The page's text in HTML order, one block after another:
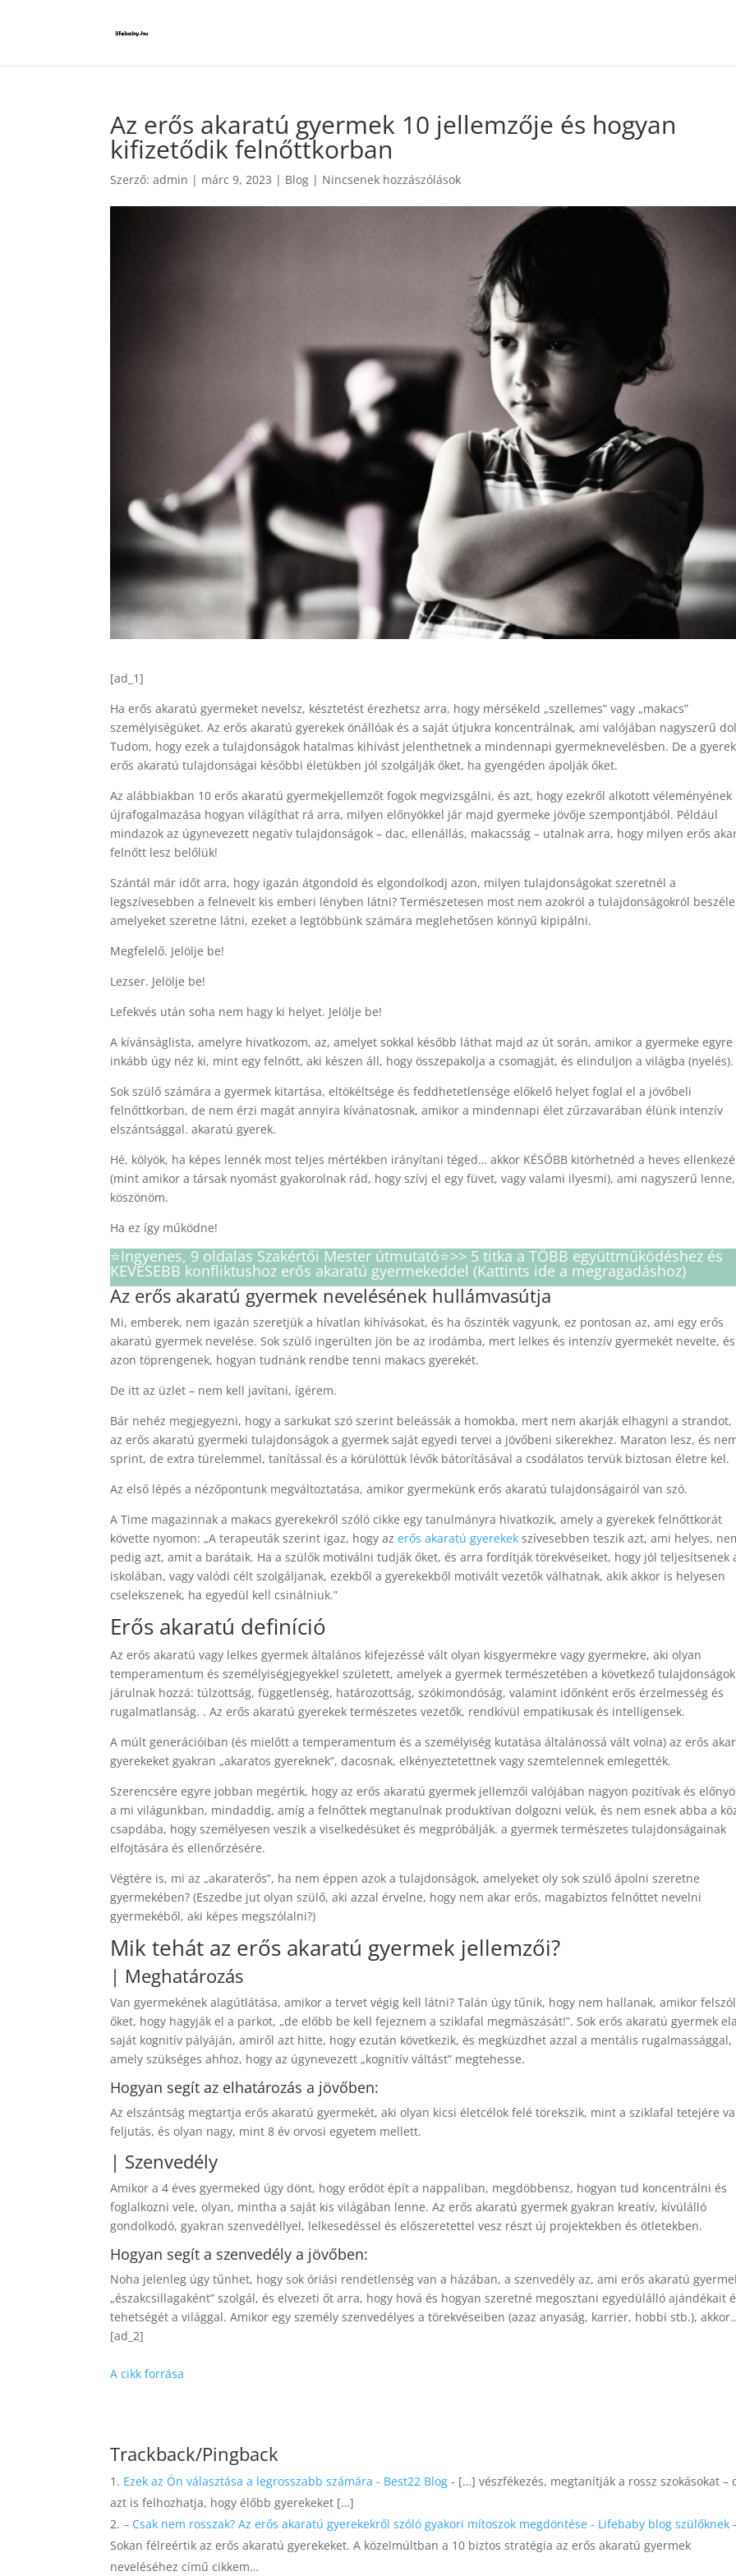
Az erős akaratú gyermek 10 jellemzője és hogyan
kifizetődik felnőttkorban
Szerző:admin | márc 9, 2023 | Blog | Nincsenek hozzászólások
[ad_1]
Ha erős akaratú gyermeket nevelsz, késztetést érezhetsz arra, hogy mérsékeld „szellemes” vagy „makacs”
személyiségüket. Az erős akaratú gyerekek önállóak és a saját útjukra koncentrálnak, ami valójában nagyszerű
Tudom, hogy ezek a tulajdonságok hatalmas kihívást jelenthetnek a mindennapi gyermeknevelésben. De a
erős akaratú tulajdonságai későbbi életükben jól szolgálják őket, ha gyengéden ápolják őket.
Az alábbiakban 10 erős akaratú gyermekjellemzőt fogok megvizsgálni, és azt, hogy ezekről alkotott véleményének
újrafogalmazása hogyan világíthat rá arra, milyen előnyökkel jár majd gyermeke jövője szempontjából. Például
mindazok az úgynevezett negatív tulajdonságok – dac, ellenállás, makacsság – utalnak arra, hogy milyen erős
felnőtt lesz belőlük!
Szántál már időt arra, hogy igazán átgondold és elgondolkodj azon, milyen tulajdonságokat szeretnél a
legszívesebben a felnevelt kis emberi lényben látni? Természetesen most nem azokról a tulajdonságokról
amelyeket szeretne látni, ezeket a legtöbbünk számára meglehetősen könnyű kipipálni.
Megfelelő. Jelölje be!
Lezser. Jelölje be!
Lefekvés után soha nem hagy ki helyet. Jelölje be!
A kívánságlista, amelyre hivatkozom, az, amelyet sokkal később láthat majd az út során, amikor a gyermeke egyre
inkább úgy néz ki, mint egy felnőtt, aki készen áll, hogy összepakolja a csomagját, és elinduljon a világba (nyelés).
Sok szülő számára a gyermek kitartása, eltökéltsége és feddhetetlensége előkelő helyet foglal el a jövőbeli
felnőttkorban, de nem érzi magát annyira kívánatosnak, amikor a mindennapi élet zűrzavarában élünk intenzív
elszántsággal. akaratú gyerek.
Hé, kölyök, ha képes lennék most teljes mértékben irányítani téged… akkor KÉSŐBB kitörhetnéd a heves
(mint amikor a társak nyomást gyakorolnak rád, hogy szívj el egy füvet, vagy valami ilyesmi), ami nagyszerű lenne,
köszönöm.
Ha ez így működne!
⭐️Ingyenes, 9 oldalas Szakértői Mester útmutató⭐️>> 5 titka a TÖBB együttműködéshez és
KEVESEBB konfliktushoz erős akaratú gyermekeddel (Kattints ide a megragadáshoz)
Az erős akaratú gyermek nevelésének hullámvasútja
Mi, emberek, nem igazán szeretjük a hívatlan kihívásokat, és ha őszinték vagyunk, ez pontosan az, ami egy erős
akaratú gyermek nevelése. Sok szülő ingerülten jön be az irodámba, mert lelkes és intenzív gyermekét nevelte, és
azon töprengenek, hogyan tudnánk rendbe tenni makacs gyerekét.
De itt az üzlet – nem kell javítani, ígérem.
Bár nehéz megjegyezni, hogy a sarkukat szó szerint beleássák a homokba, mert nem akarják elhagyni a strandot,
az erős akaratú gyermeki tulajdonságok a gyermek saját egyedi tervei a jövőbeni sikerekhez. Maraton lesz, és
sprint, de extra türelemmel, tanítással és a körülöttük lévők bátorításával a csodálatos tervük biztosan életre kel.
Az első lépés a nézőpontunk megváltoztatása, amikor gyermekünk erős akaratú tulajdonságairól van szó.
A Time magazinnak a makacs gyerekekről szóló cikke egy tanulmányra hivatkozik, amely a gyerekek felnőttkorát
követte nyomon: „A terapeuták szerint igaz, hogy azerős akaratú gyerekek szívesebben teszik azt, ami helyes,
pedig azt, amit a barátaik. Ha a szülők motiválni tudják őket, és arra fordítják törekvéseiket, hogy jól teljesítsenek
iskolában, vagy valódi célt szolgáljanak, ezekből a gyerekekből motivált vezetők válhatnak, akik akkor is helyesen
cselekszenek, ha egyedül kell csinálniuk.”
Erős akaratú definíció
Az erős akaratú vagy lelkes gyermek általános kifejezéssé vált olyan kisgyermekre vagy gyermekre, aki olyan
temperamentum és személyiségjegyekkel született, amelyek a gyermek természetében a következő
járulnak hozzá: túlzottság, függetlenség, határozottság, szókimondóság, valamint időnként erős érzelmesség és
rugalmatlanság. . Az erős akaratú gyerekek természetes vezetők, rendkívül empatikusak és intelligensek.
A múlt generációiban (és mielőtt a temperamentum és a személyiség kutatása általánossá vált volna) az erős
gyerekeket gyakran „akaratos gyereknek”, dacosnak, elkényeztetettnek vagy szemtelennek emlegették.
Szerencsére egyre jobban megértik, hogy az erős akaratú gyermek jellemzői valójában nagyon pozitívak és
a mi világunkban, mindaddig, amíg a felnőttek megtanulnak produktívan dolgozni velük, és nem esnek abba a
csapdába, hogy személyesen veszik a viselkedésüket és megpróbálják. a gyermek természetes tulajdonságainak
elfojtására és ellenőrzésére.
Végtére is, mi az „akaraterős”, ha nem éppen azok a tulajdonságok, amelyeket oly sok szülő ápolni szeretne
gyermekében? (Eszedbe jut olyan szülő, aki azzal érvelne, hogy nem akar erős, magabiztos felnőttet nevelni
gyermekéből, aki képes megszólalni?)
Mik tehát az erős akaratú gyermek jellemzői?
| Meghatározás
Van gyermekének alagútlátása, amikor a tervet végig kell látni? Talán úgy tűnik, hogy nem hallanak, amikor
őket, hogy hagyják el a parkot, „de előbb be kell fejeznem a sziklafal megmászását!”. Sok erős akaratú gyermek
saját kognitív pályáján, amiről azt hitte, hogy ezután következik, és megküzdhet azzal a mentális rugalmassággal,
amely szükséges ahhoz, hogy az úgynevezett „kognitív váltást” megtehesse.
Hogyan segít az elhatározás a jövőben:
Az elszántság megtartja erős akaratú gyermekét, aki olyan kicsi életcélok felé törekszik, mint a sziklafal tetejére
feljutás, és olyan nagy, mint 8 év orvosi egyetem mellett.
| Szenvedély
Amikor a 4 éves gyermeked úgy dönt, hogy erődöt épít a nappaliban, megdöbbensz, hogyan tud koncentrálni és
foglalkozni vele, olyan, mintha a saját kis világában lenne. Az erős akaratú gyermek gyakran kreatív, kívülálló
gondolkodó, gyakran szenvedéllyel, lelkesedéssel és előszeretettel vesz részt új projektekben és ötletekben.
Hogyan segít a szenvedély a jövőben:
Noha jelenleg úgy tűnhet, hogy sok óriási rendetlenség van a házában, a szenvedély az, ami erős akaratú
„északcsillagaként” szolgál, és elvezeti őt arra, hogy hová és hogyan szeretné megosztani egyedülálló ajándékait
tehetségét a világgal. Amikor egy személy szenvedélyes a törekvéseiben (azaz anyaság, karrier, hobbi stb.),
[ad_2]
A cikk forrása
Trackback/Pingback
Ezek az Ön választása a legrosszabb számára - Best22 Blog - […] vészfékezés, megtanítják a rossz szokásokat –
azt is felhozhatja, hogy élőbb gyerekeket […]
– Csak nem rosszak? Az erős akaratú gyerekekről szóló gyakori mítoszok megdöntése - Lifebaby blog szülőknek
Sokan félreértik az erős akaratú gyerekeket. A közelmúltban a 10 biztos stratégia az erős akaratú gyermek
neveléséhez című cikkem…